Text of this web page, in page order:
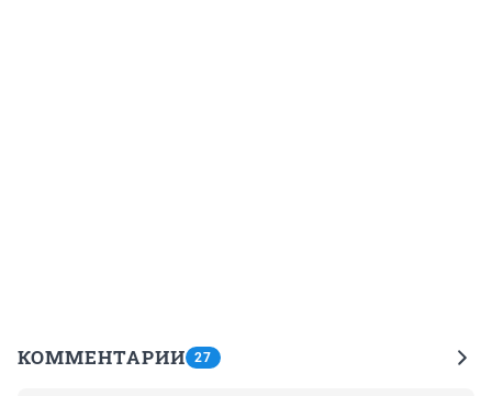
КОММЕНТАРИИ 27